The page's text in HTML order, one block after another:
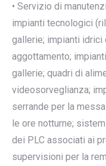
• Servizio di
impianti tecnologici
gallerie; impianti idrici
aggottamento;
gallerie; quadri di
videosorveglianza;
serrande per la
le ore notturne;
dei PLC associati ai
supervisioni per la